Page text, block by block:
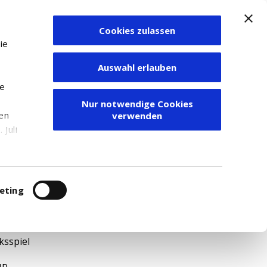
Juli
Cookies zulassen
Auswahl erlauben
Nur notwendige Cookies
verwenden
Zum Depot